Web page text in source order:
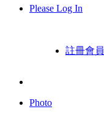
Please Log In
註冊會員
Photo